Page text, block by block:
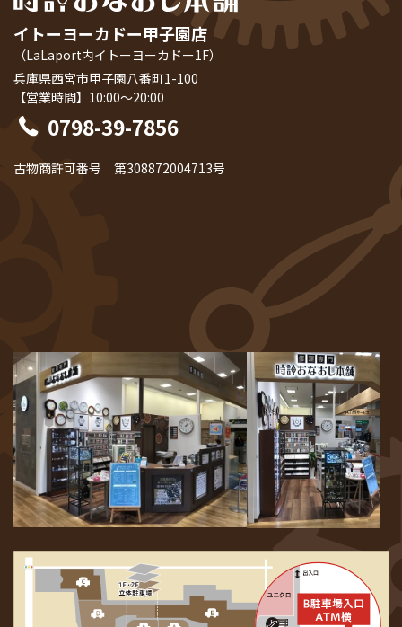
イトーヨーカドー甲子園店
（LaLaport内イトーヨーカドー1F）
兵庫県西宮市甲子園八番町1-100
【営業時間】10:00～20:00
0798-39-7856
古物商許可番号 第308872004713号